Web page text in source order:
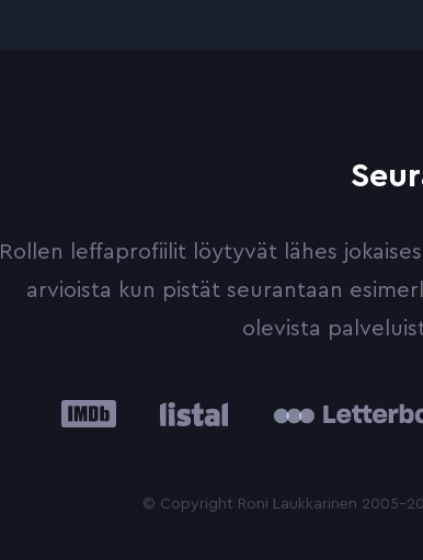
Rollen leffaprofiilit löytyvät lähes
arvioista kun pistät seurantaan
olevista
IMDb
© Copyright Roni Laukkarinen 2005-